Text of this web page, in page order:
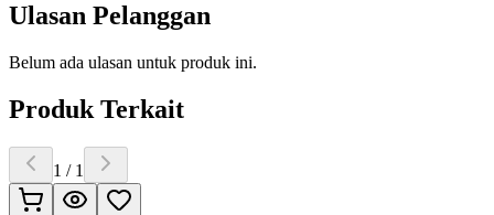
Ulasan Pelanggan
Belum ada ulasan untuk produk ini.
Produk Terkait
1 / 1